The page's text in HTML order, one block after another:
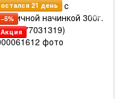
остался 21 день
−5%
Акция